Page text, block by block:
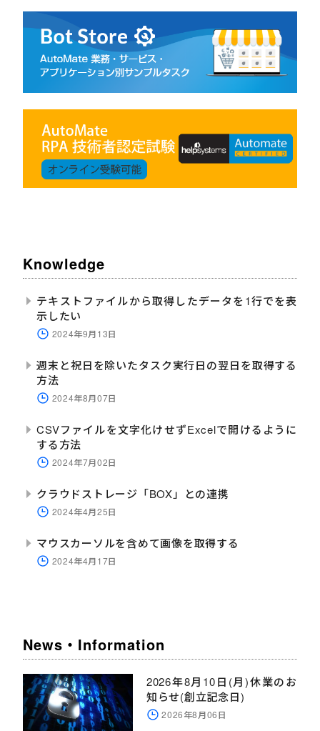
Knowledge
テキストファイルから取得したデータを1行でを表
示したい
2024年9月13日
週末と祝日を除いたタスク実行日の翌日を取得する
方法
2024年8月07日
CSVファイルを文字化けせずExcelで開けるように
する方法
2024年7月02日
クラウドストレージ「BOX」との連携
2024年4月25日
マウスカーソルを含めて画像を取得する
2024年4月17日
News・Information
2026年8月10日(月)休業のお
知らせ(創立記念日)
2026年8月06日